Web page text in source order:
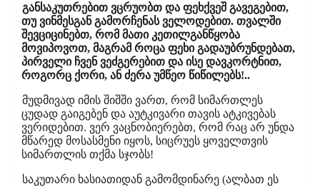
განსაკუთრებით ვცრუობთ და ფეხქვეშ გავეგებით,
თუ ვინმესგან გამორჩენას ველოდებით. თვალში
შევციცინებთ, რომ მათი კეთილგანწყობა
მოვიპოვოთ, მაგრამ როცა ფეხი გადაუბრუნდებათ,
პირველი ჩვენ ვეძგერებით და ისე დავკორტნით,
როგორც ქორი, ან ძერა უმწეო წიწილებს!..
მუდმივად იმის შიშში ვართ, რომ სიმართლეს
ცუდად გაიგებენ და აუტკივარი თავის ატკივებას
ვერიდებით. ვერ ვაცნობიერებთ, რომ რაც არ უნდა
მწარედ მოსასმენი იყოს, სიცრუეს ყოველთვის
სიმართლის თქმა სჯობს!
საკუთარი ხასიათიდან გამომდინარე (ალბათ ეს